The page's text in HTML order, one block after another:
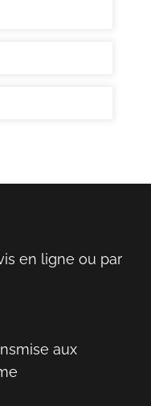
en ligne ou par
aux